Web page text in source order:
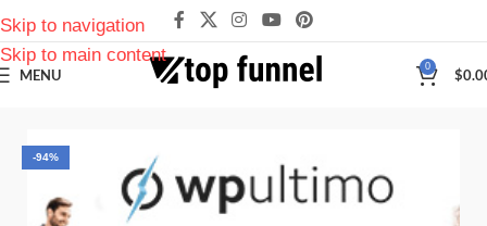
Skip to navigation
Skip to main content
MENU 0 $
-94%